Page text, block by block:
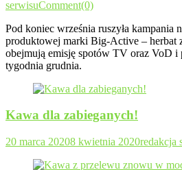
serwisuComment(0)
Pod koniec września ruszyła kampania
produktowej marki Big-Active – herbat
obejmują emisję spotów TV oraz VoD i
tygodnia grudnia.
Kawa dla zabieganych!
20 marca 20208 kwietnia 2020redakcja